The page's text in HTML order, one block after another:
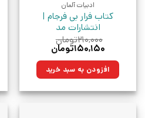
ادبیات آلمان
کتاب فرار بی فرجام |
انتشارات مد
۲۱۰,۰۰۰تومان
قیمت
۲۱۰,۰۰۰تومان
بود.
۱۵۰,۱۵۰تومان
۱۵۰,۱۵۰تومان.افزودن به سبد خرید